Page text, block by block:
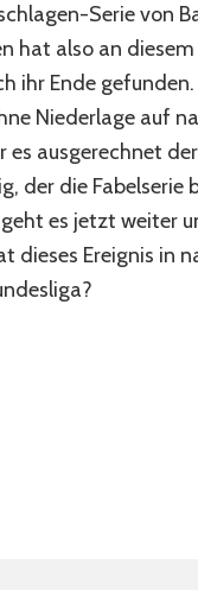
Diaries
#003
Bye
Bye
Serie von
hat also an
ihr Ende
Niederlage auf
es ausgerechnet
der die Fabelserie
es jetzt weiter
dieses Ereignis in